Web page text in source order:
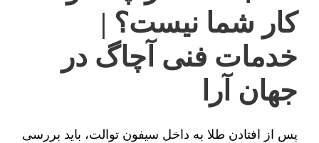
کار شما نیست؟ |
خدمات فنی آچاگ در
جهان آرا
پس از افتادن طلا به داخل سیفون توالت، باید بررسی